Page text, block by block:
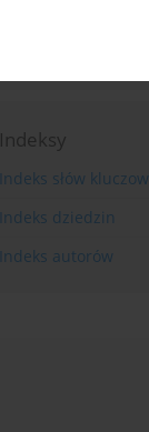
farmakologiczne i
zaburzeniach
Indeksy
Indeks słów
Indeks dziedzin
Indeks autorów